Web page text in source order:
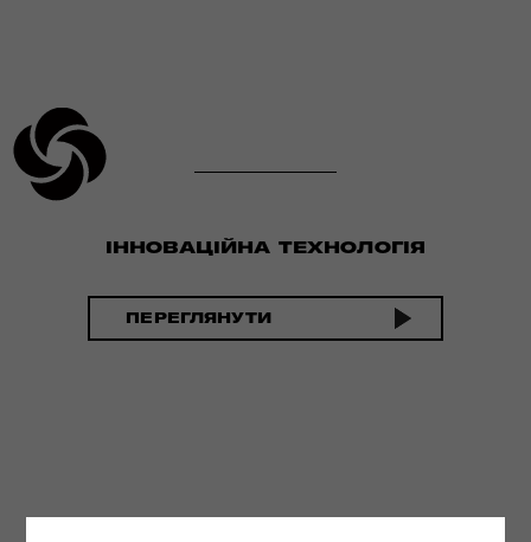
ІННОВАЦІЙНА ТЕХНОЛОГІЯ
ПЕРЕГЛЯНУТИ